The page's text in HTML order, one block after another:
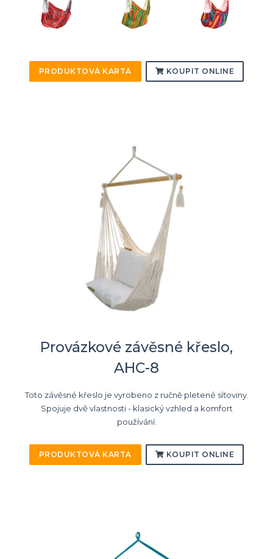
PRODUKTOVÁ KARTA KOUPIT ONLINE
Provázkové závěsné křeslo,
AHC-8
Toto závěsné křeslo je vyrobeno z ručně pletené síťoviny.
Spojuje dvě vlastnosti - klasický vzhled a komfort
používání.
PRODUKTOVÁ KARTA KOUPIT ONLINE